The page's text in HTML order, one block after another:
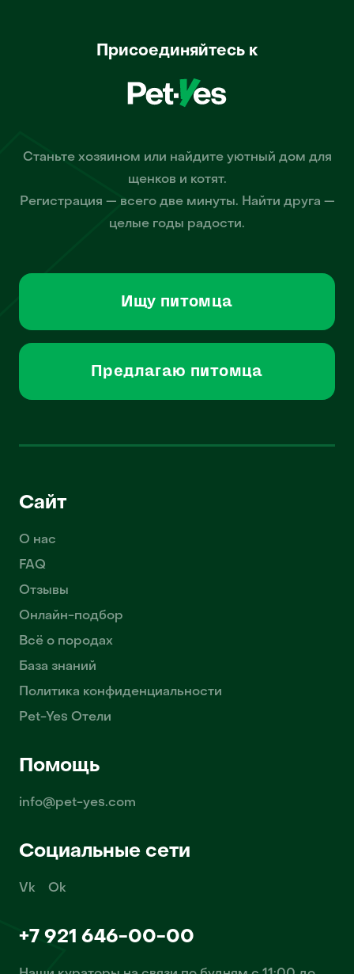
Присоединяйтесь к
Станьте хозяином или найдите уютный дом для
щенков и котят.
Регистрация — всего две минуты. Найти друга —
целые годы радости.
Ищу питомца
Предлагаю питомца
Сайт
О нас
FAQ
Отзывы
Онлайн-подбор
Всё о породах
База знаний
Политика конфиденциальности
Pet-Yes Отели
Помощь
info@pet-yes.com
Социальные сети
Vk Ok
+7 921 646-00-00